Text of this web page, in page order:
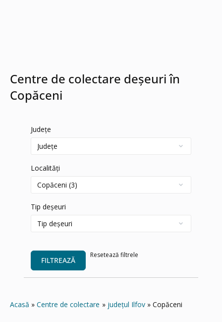
Centre de colectare deșeuri în
Copăceni
Județe
Localități
Tip deșeuri
FILTREAZĂ
Resetează filtrele
Acasă Centre de colectare județul Ilfov Copăceni